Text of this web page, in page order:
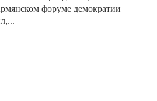
форуме демократии